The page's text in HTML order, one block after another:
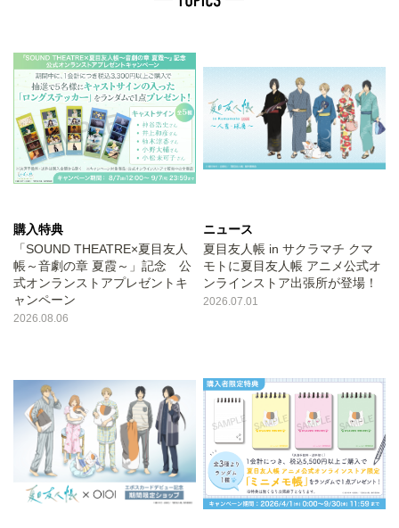
購入特典
「SOUND THEATRE×夏目友人
帳～音劇の章 夏霞～」記念 公
式オンランストアプレゼントキ
ャンペーン
2026.08.06
ニュース
夏目友人帳 in サクラマチ クマ
モトに夏目友人帳 アニメ公式オ
ンラインストア出張所が登場！
2026.07.01